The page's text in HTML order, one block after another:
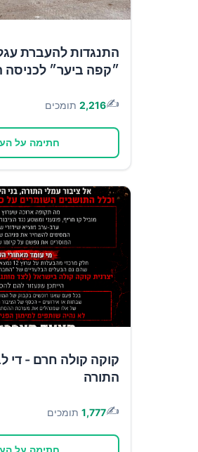
התנגדות להעברת
״קפה ביער״ לכניסה
✍️
2,216 תומכים
חתימה על
קוקה קולה חרם - די
התורה
✍️
1,777 תומכים
חתימה על